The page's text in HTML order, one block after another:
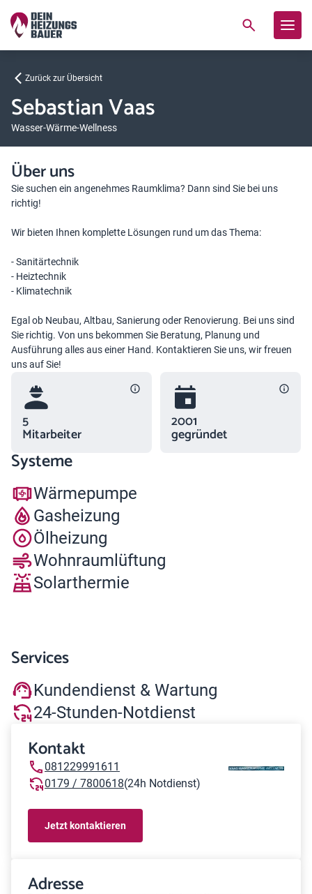
Zurück zur Übersicht
Sebastian Vaas
Wasser-Wärme-Wellness
Über uns
Sie suchen ein angenehmes Raumklima? Dann sind Sie bei uns
richtig!
Wir bieten Ihnen komplette Lösungen rund um das Thema:
- Sanitärtechnik
- Heiztechnik
- Klimatechnik
Egal ob Neubau, Altbau, Sanierung oder Renovierung. Bei uns sind
Sie richtig. Von uns bekommen Sie Beratung, Planung und
Ausführung alles aus einer Hand. Kontaktieren Sie uns, wir freuen
uns auf Sie!
5
Mitarbeiter
2001
gegründet
Systeme
Wärmepumpe
Gasheizung
Ölheizung
Wohnraumlüftung
Solarthermie
Services
Kundendienst & Wartung
24-Stunden-Notdienst
Kontakt
081229991611
0179 / 7800618(24h Notdienst)
Jetzt kontaktieren
Adresse